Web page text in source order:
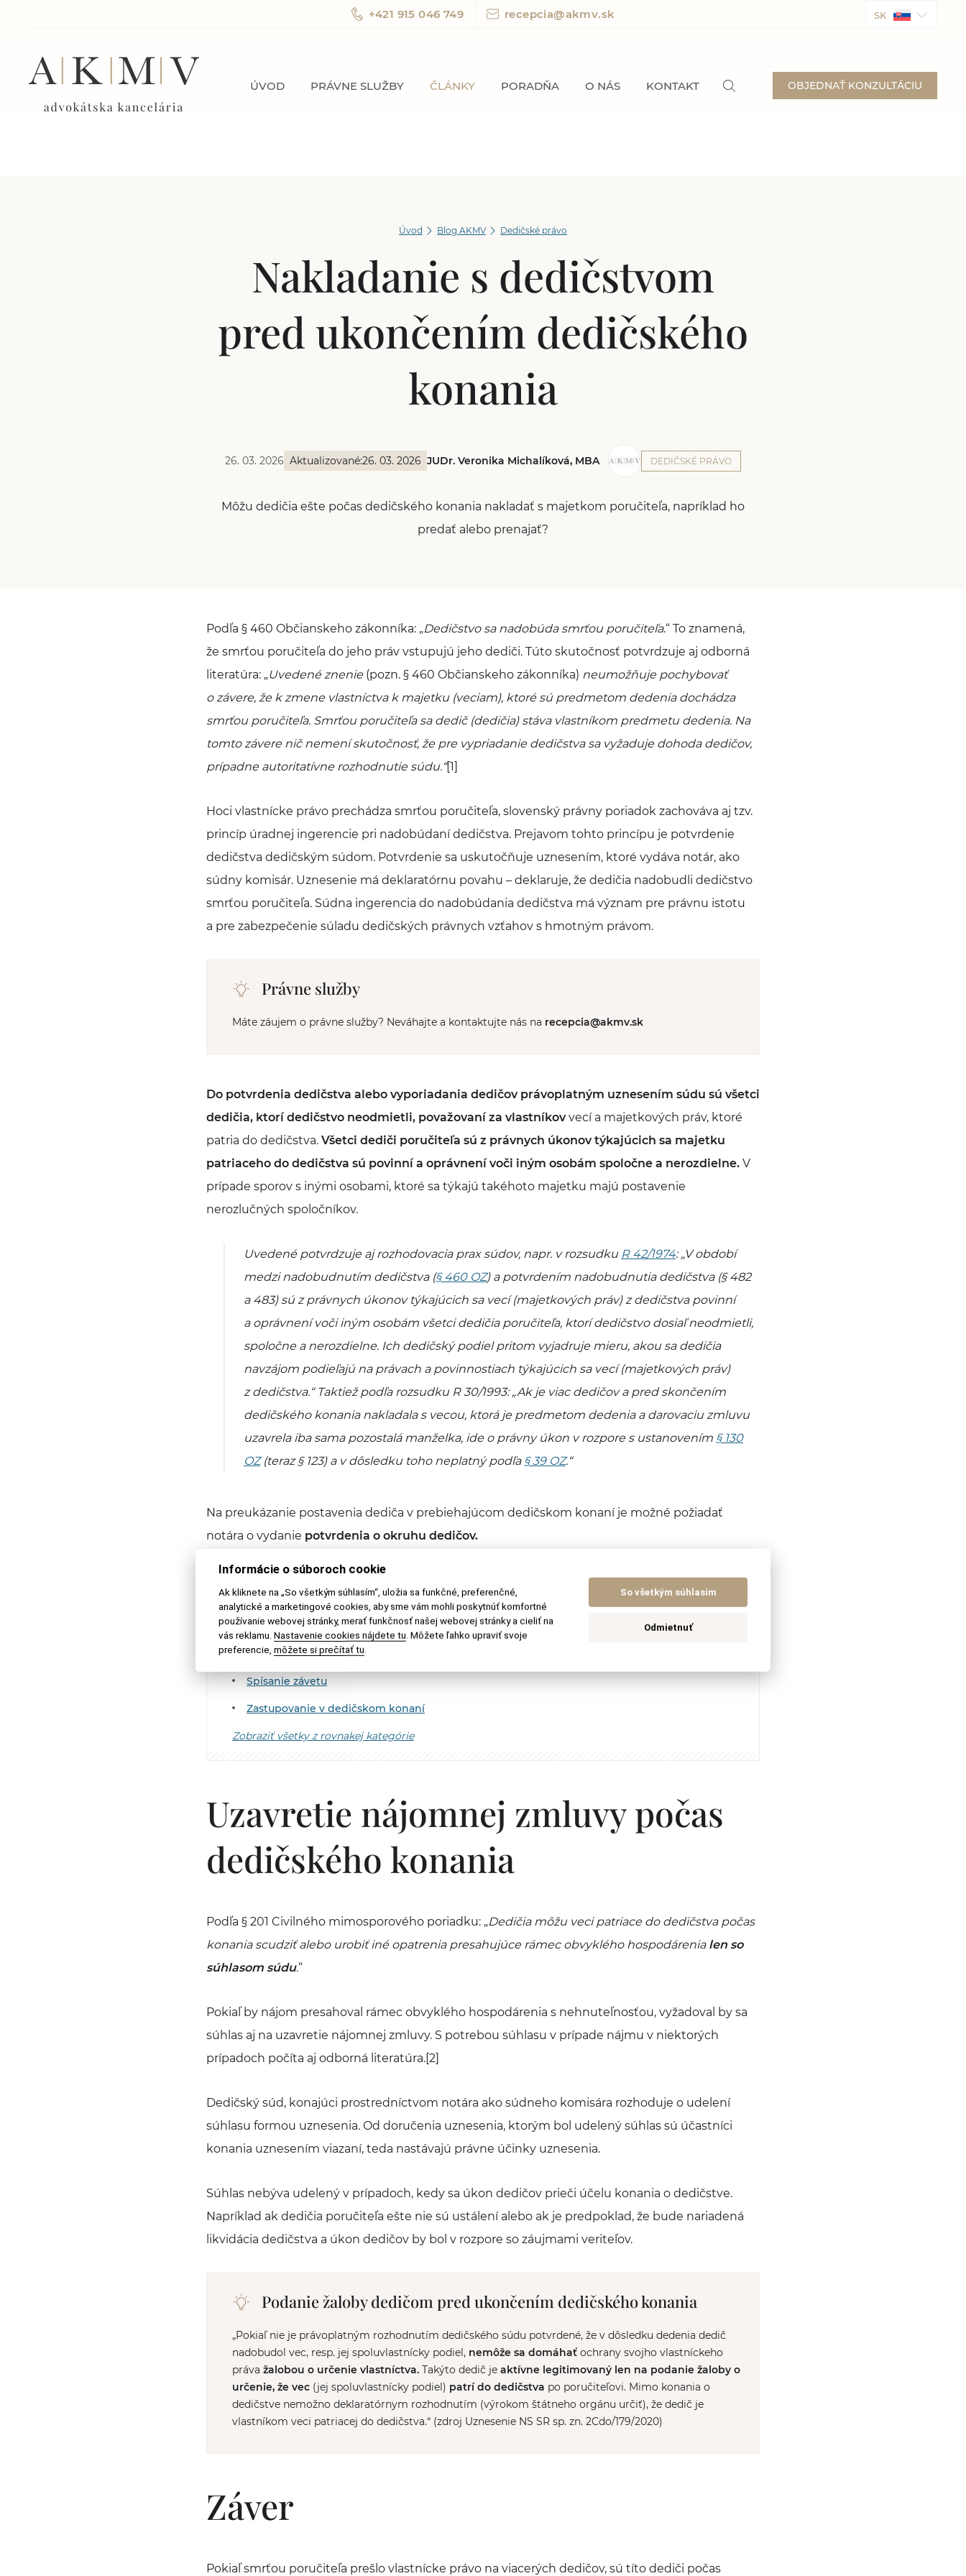
+421 915 046 749 recepcia@akmv.sk SK
ÚVOD PRÁVNE SLUŽBY ČLÁNKY PORADŇA O NÁS KONTAKT OBJEDNAŤ KONZULTÁCIU
Úvod Blog AKMV Dedičské právo
Nakladanie s dedičstvom
pred ukončením dedičského
konania
26. 03. 2026 Aktualizované:26. 03. 2026 JUDr. Veronika Michalíková, MBA DEDIČSKÉ PRÁVO
Môžu dedičia ešte počas dedičského konania nakladať s majetkom poručiteľa, napríklad ho
predať alebo prenajať?
Podľa § 460 Občianskeho zákonníka: „Dedičstvo sa nadobúda smrťou poručiteľa.“ To znamená,
že smrťou poručiteľa do jeho práv vstupujú jeho dediči. Túto skutočnosť potvrdzuje aj odborná
literatúra: „Uvedené znenie (pozn. § 460 Občianskeho zákonníka) neumožňuje pochybovať
o závere, že k zmene vlastníctva k majetku (veciam), ktoré sú predmetom dedenia dochádza
smrťou poručiteľa. Smrťou poručiteľa sa dedič (dedičia) stáva vlastníkom predmetu dedenia. Na
tomto závere nič nemení skutočnosť, že pre vypriadanie dedičstva sa vyžaduje dohoda dedičov,
prípadne autoritatívne rozhodnutie súdu.“[1]
Hoci vlastnícke právo prechádza smrťou poručiteľa, slovenský právny poriadok zachováva aj tzv.
princíp úradnej ingerencie pri nadobúdaní dedičstva. Prejavom tohto princípu je potvrdenie
dedičstva dedičským súdom. Potvrdenie sa uskutočňuje uznesením, ktoré vydáva notár, ako
súdny komisár. Uznesenie má deklaratórnu povahu – deklaruje, že dedičia nadobudli dedičstvo
smrťou poručiteľa. Súdna ingerencia do nadobúdania dedičstva má význam pre právnu istotu
a pre zabezpečenie súladu dedičských právnych vzťahov s hmotným právom.
Právne služby
Máte záujem o právne služby? Neváhajte a kontaktujte nás na recepcia@akmv.sk
Do potvrdenia dedičstva alebo vyporiadania dedičov právoplatným uznesením súdu sú všetci
dedičia, ktorí dedičstvo neodmietli, považovaní za vlastníkovvecí a majetkových práv, ktoré
patria do dedičstva. Všetci dediči poručiteľa sú z právnych úkonov týkajúcich sa majetku
patriaceho do dedičstva sú povinní a oprávnení voči iným osobám spoločne a nerozdielne. V
prípade sporov s inými osobami, ktoré sa týkajú takéhoto majetku majú postavenie
nerozlučných spoločníkov.
Uvedené potvrdzuje aj rozhodovacia prax súdov, napr. v rozsudku R 42/1974:„V období
medzi nadobudnutím dedičstva (§ 460 OZ) a potvrdením nadobudnutia dedičstva (§ 482
a 483) sú z právnych úkonov týkajúcich sa vecí (majetkových práv) z dedičstva povinní
a oprávnení voči iným osobám všetci dedičia poručiteľa, ktorí dedičstvo dosiaľ neodmietli,
spoločne a nerozdielne. Ich dedičský podiel pritom vyjadruje mieru, akou sa dedičia
navzájom podieľajú na právach a povinnostiach týkajúcich sa vecí (majetkových práv)
z dedičstva.“ Taktiež podľa rozsudku R 30/1993: „Ak je viac dedičov a pred skončením
dedičského konania nakladala s vecou, ktorá je predmetom dedenia a darovaciu zmluvu
uzavrela iba sama pozostalá manželka, ide o právny úkon v rozpore s ustanovením § 130
OZ(teraz § 123) a v dôsledku toho neplatný podľa § 39 OZ.“
Na preukázanie postavenia dediča v prebiehajúcom dedičskom konaní je možné požiadať
notára o vydanie potvrdenia o okruhu dedičov.
Právne služby
Úmrtie v zahraničí – ako vybaviť slovenský úmrtný list?
Zápis do katastra pri dedení v zahraničí
Spísanie závetu
Zastupovanie v dedičskom konaní
Zobraziť všetky z rovnakej kategórie
Uzavretie nájomnej zmluvy počas
dedičského konania
Podľa § 201 Civilného mimosporového poriadku: „Dedičia môžu veci patriace do dedičstva počas
konania scudziť alebo urobiť iné opatrenia presahujúce rámec obvyklého hospodárenia len so
súhlasom súdu.“
Pokiaľ by nájom presahoval rámec obvyklého hospodárenia s nehnuteľnosťou, vyžadoval by sa
súhlas aj na uzavretie nájomnej zmluvy. S potrebou súhlasu v prípade nájmu v niektorých
prípadoch počíta aj odborná literatúra.[2]
Dedičský súd, konajúci prostredníctvom notára ako súdneho komisára rozhoduje o udelení
súhlasu formou uznesenia. Od doručenia uznesenia, ktorým bol udelený súhlas sú účastníci
konania uznesením viazaní, teda nastávajú právne účinky uznesenia.
Súhlas nebýva udelený v prípadoch, kedy sa úkon dedičov prieči účelu konania o dedičstve.
Napríklad ak dedičia poručiteľa ešte nie sú ustálení alebo ak je predpoklad, že bude nariadená
likvidácia dedičstva a úkon dedičov by bol v rozpore so záujmami veriteľov.
Podanie žaloby dedičom pred ukončením dedičského konania
„Pokiaľ nie je právoplatným rozhodnutím dedičského súdu potvrdené, že v dôsledku dedenia dedič
nadobudol vec, resp. jej spoluvlastnícky podiel, nemôže sa domáhať ochrany svojho vlastníckeho
práva žalobou o určenie vlastníctva. Takýto dedič je aktívne legitimovaný len na podanie žaloby o
určenie, že vec (jej spoluvlastnícky podiel) patrí do dedičstva po poručiteľovi. Mimo konania o
dedičstve nemožno deklaratórnym rozhodnutím (výrokom štátneho orgánu určiť), že dedič je
vlastníkom veci patriacej do dedičstva.“ (zdroj Uznesenie NS SR sp. zn. 2Cdo/179/2020)
Záver
Pokiaľ smrťou poručiteľa prešlo vlastnícke právo na viacerých dedičov, sú títo dediči počas
Informácie o súboroch cookie
Ak kliknete na „So všetkým súhlasím“, uložia sa funkčné, preferenčné,
analytické a marketingové cookies, aby sme vám mohli poskytnúť komfortné
používanie webovej stránky, merať funkčnosť našej webovej stránky a cieliť na
vás reklamu. Nastavenie cookies nájdete tu. Môžete ľahko upraviť svoje
preferencie, môžete si prečítať tu.
So všetkým súhlasím
Odmietnuť